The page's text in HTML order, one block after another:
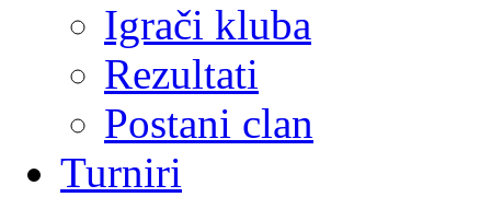
Igrači kluba
Rezultati
Postani clan
Turniri